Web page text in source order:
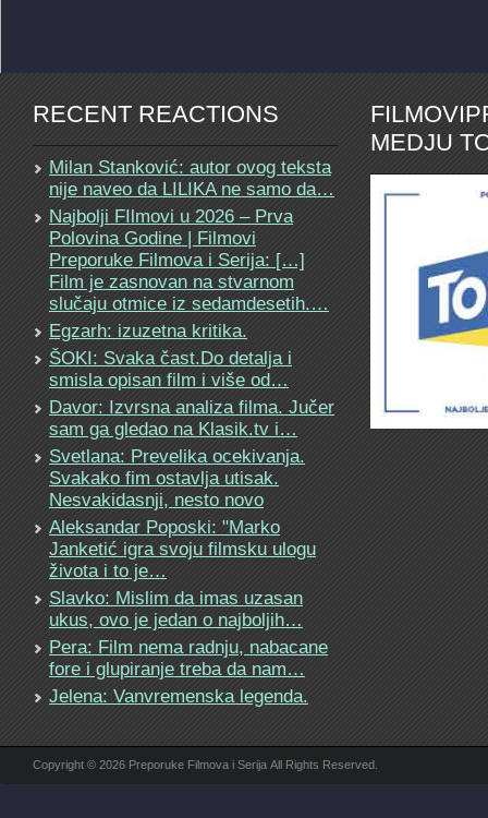
RECENT REACTIONS
Milan Stanković: autor ovog teksta
nije naveo da LILIKA ne samo da…
Najbolji FIlmovi u 2026 – Prva
Polovina Godine | Filmovi
Preporuke Filmova i Serija: […]
Film je zasnovan na stvarnom
slučaju otmice iz sedamdesetih.…
Egzarh: izuzetna kritika.
ŠOKI: Svaka čast.Do detalja i
smisla opisan film i više od…
Davor: Izvrsna analiza filma. Jučer
sam ga gledao na Klasik.tv i…
Svetlana: Prevelika ocekivanja.
Svakako fim ostavlja utisak.
Nesvakidasnji, nesto novo
Aleksandar Poposki: "Marko
Janketić igra svoju filmsku ulogu
života i to je…
Slavko: Mislim da imas uzasan
ukus, ovo je jedan o najboljih…
Pera: Film nema radnju, nabacane
fore i glupiranje treba da nam…
Jelena: Vanvremenska legenda.
MEDJU
Copyright © 2026 Preporuke Filmova i Serija All Rights Reserved.